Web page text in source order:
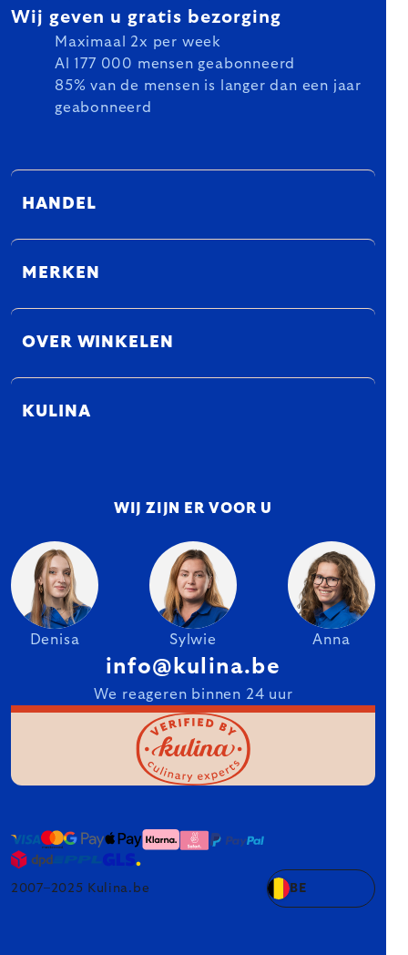
Wij geven u gratis bezorging
Maximaal 2x per week
Al 177 000 mensen geabonneerd
85% van de mensen is langer dan een jaar
geabonneerd
HANDEL
MERKEN
OVER WINKELEN
KULINA
WIJ ZIJN ER VOOR U
Denisa Sylwie Anna
info@kulina.be
We reageren binnen 24 uur
2007–2025 Kulina.be BE